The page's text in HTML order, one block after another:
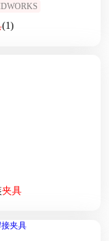
(1)
夹具